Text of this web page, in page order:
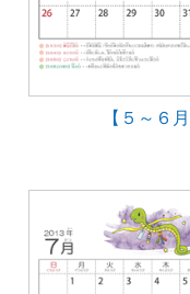
【５～６